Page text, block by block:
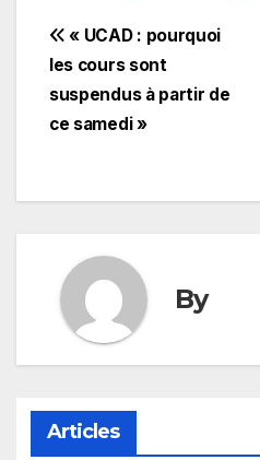
Navigation
de
l’article
« UCAD : pourquoi
les cours sont
suspendus à partir de
ce samedi »
By
Articles